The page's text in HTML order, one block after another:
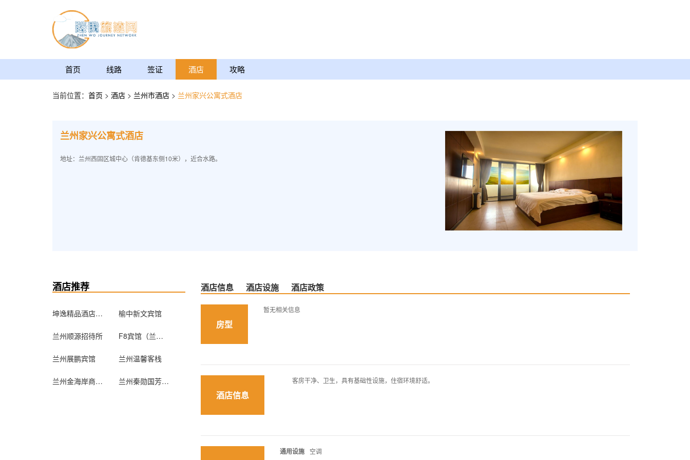
首页 线路 签证 酒店 攻略
当前位置： 首页 > 酒店 > 兰州市酒店 > 兰州家兴公寓式酒店
兰州家兴公寓式酒店
地址：兰州西固区城中心（肯德基东侧10米），近合水路。
酒店推荐
坤逸精品酒店（兰州桃海店） 榆中新文宾馆
兰州顺源招待所 F8宾馆（兰州望和丽景店）
兰州展鹏宾馆 兰州温馨客栈
兰州金海岸商务酒店 兰州秦勋国芳大酒店
酒店信息 酒店设施 酒店政策
房型
暂无相关信息
酒店信息
客房干净、卫生，具有基础性设施，住宿环境舒适。
通用设施 空调